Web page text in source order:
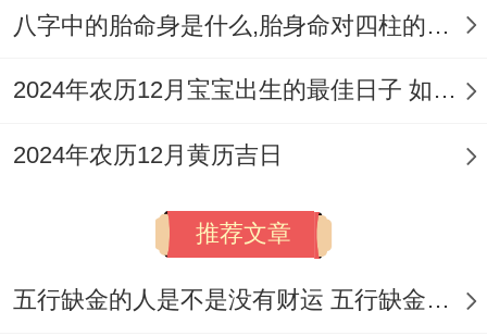
进行诉讼或旅行，包括避免在东南方向（胎
神占门碓外东南）进行装修或移动家具，以
就在利用黄历选择日子时有四点注意事项至
吉;但时辰不均，参考值神合星神选择最佳时
八字中的胎命身是什么,胎身命对四柱的影响
2024年农历12月宝宝出生的最佳日子 如何挑选适合的吉日
2024年农历12月黄历吉日
推荐文章
五行缺金的人是不是没有财运 五行缺金的人命运好不好